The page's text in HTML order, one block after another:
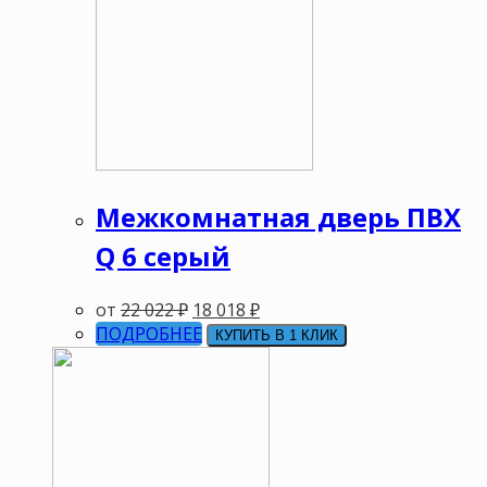
Межкомнатная дверь ПВХ
Q 6 серый
от 22 022₽ 18 018 ₽
ПОДРОБНЕЕ
КУПИТЬ В 1 КЛИК